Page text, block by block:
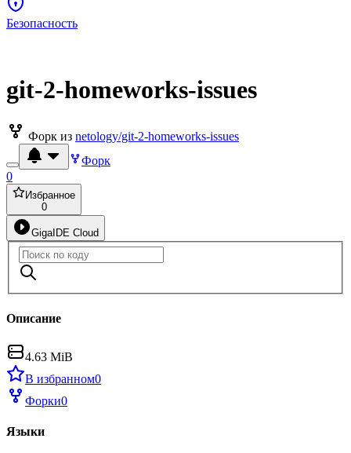
Безопасность
git-2-homeworks-issues
Форк из netology/git-2-homeworks-issues
Форк
0
Избранное
0
GigaIDE Cloud
Описание
4.63 MiB
В избранном0
Форки0
Языки